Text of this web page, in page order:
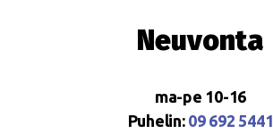
Neuvonta
ma-pe 10-16
Puhelin: 09 692 5441